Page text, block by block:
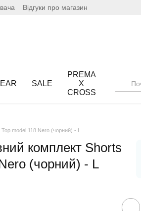
Відгуки про магазин
SALE
PREMA
X
CROSS
model 118 Nero (чорний) - L
комплект Shorts
(чорний) - L